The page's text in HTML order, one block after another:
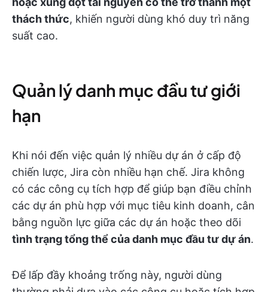
thách thức, khiến người dùng khó duy trì năng
suất cao.
Quản lý danh mục đầu tư giới
hạn
Khi nói đến việc quản lý nhiều dự án ở cấp độ
chiến lược, Jira còn nhiều hạn chế. Jira không
có các công cụ tích hợp để giúp bạn điều chỉnh
các dự án phù hợp với mục tiêu kinh doanh, cân
bằng nguồn lực giữa các dự án hoặc theo dõi
tình trạng tổng thể của danh mục đầu tư dự án.
Để lấp đầy khoảng trống này, người dùng